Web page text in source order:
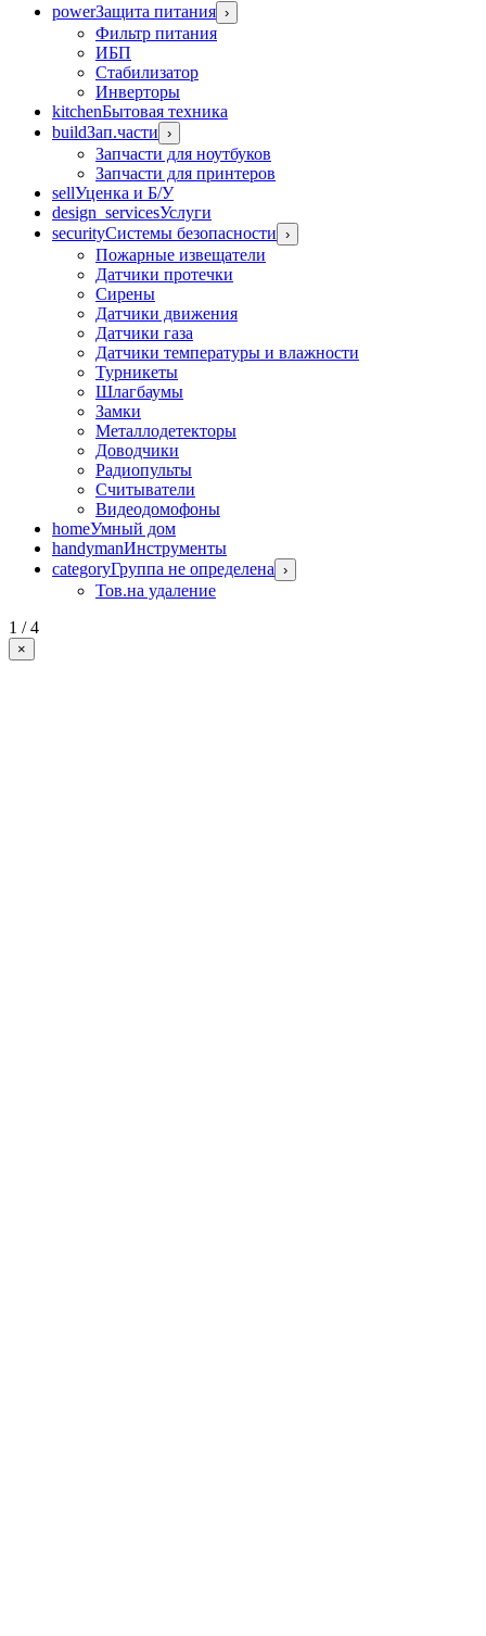
powerЗащита питания ›
Фильтр питания
ИБП
Стабилизатор
Инверторы
kitchenБытовая техника
buildЗап.части ›
Запчасти для ноутбуков
Запчасти для принтеров
sellУценка и Б/У
design_servicesУслуги
securityСистемы безопасности ›
Пожарные извещатели
Датчики протечки
Сирены
Датчики движения
Датчики газа
Датчики температуры и влажности
Турникеты
Шлагбаумы
Замки
Металлодетекторы
Доводчики
Радиопульты
Считыватели
Видеодомофоны
homeУмный дом
handymanИнструменты
categoryГруппа не определена ›
Тов.на удаление
1 / 4
×